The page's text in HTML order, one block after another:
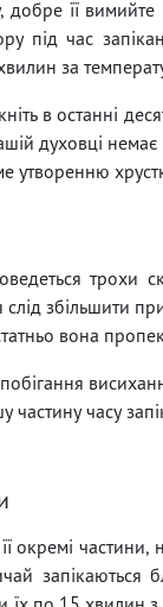
добре її
під час
за
в останні
духовці
утворенню
трохи
слід збільшити
вона
часу
окремі